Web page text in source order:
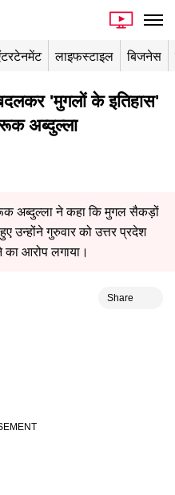
लाइफस्टाइल बिजनेस
'मुगलों के इतिहास'
अब्दुल्ला
अब्दुल्ला ने कहा कि मुगल सैकड़ों
उन्होंने गुरुवार को उत्तर प्रदेश
का आरोप लगाया।
Share